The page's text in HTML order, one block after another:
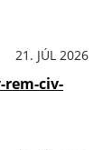
21. JÚL 2026
rem-civ-